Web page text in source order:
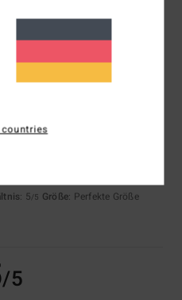
/5
: 5/5 Größe: Perfekte Größe
/5